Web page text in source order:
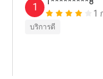
1
1
บริการดี